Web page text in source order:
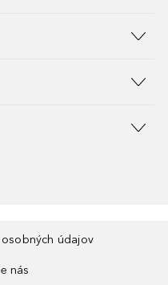
údajov
nás